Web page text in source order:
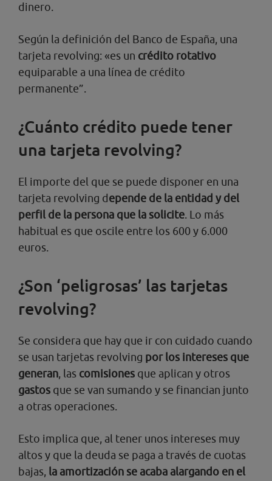
dinero.
Según la definición del Banco de España, una
tarjeta revolving: «es un crédito rotativo
equiparable a una línea de crédito
permanente”.
¿Cuánto crédito puede tener
una tarjeta revolving?
El importe del que se puede disponer en una
tarjeta revolving depende de la entidad y del
perfil de la persona que la solicite. Lo más
habitual es que oscile entre los 600 y 6.000
euros.
¿Son ‘peligrosas’ las tarjetas
revolving?
Se considera que hay que ir con cuidado cuando
se usan tarjetas revolving por los intereses que
generan, las comisiones que aplican y otros
gastos que se van sumando y se financian junto
a otras operaciones.
Esto implica que, al tener unos intereses muy
altos y que la deuda se paga a través de cuotas
bajas, la amortización se acaba alargando en el